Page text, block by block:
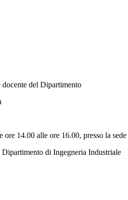
del Dipartimento
14.00 alle ore 16.00, presso la sede
Dipartimento di Ingegneria Industriale